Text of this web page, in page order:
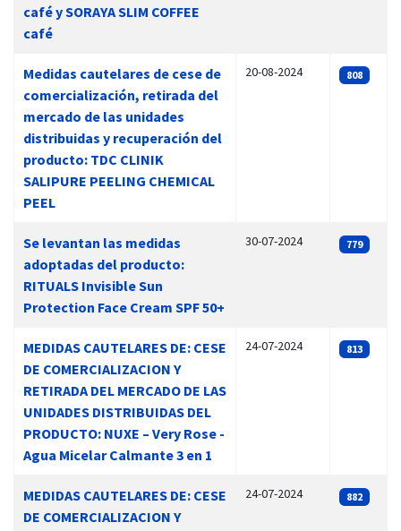
café y SORAYA SLIM COFFEE
café
Medidas cautelares de cese de
comercialización, retirada del
mercado de las unidades
distribuidas y recuperación del
producto: TDC CLINIK
SALIPURE PEELING CHEMICAL
PEEL
20-08-2024 808
Se levantan las medidas
adoptadas del producto:
RITUALS Invisible Sun
Protection Face Cream SPF 50+
30-07-2024 779
MEDIDAS CAUTELARES DE: CESE
DE COMERCIALIZACION Y
RETIRADA DEL MERCADO DE LAS
UNIDADES DISTRIBUIDAS DEL
PRODUCTO: NUXE – Very Rose -
Agua Micelar Calmante 3 en 1
24-07-2024 813
MEDIDAS CAUTELARES DE: CESE
DE COMERCIALIZACION Y
24-07-2024 882